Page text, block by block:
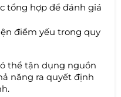
tổng hợp để đánh giá
điểm yếu trong quy
thể tận dụng nguồn
năng ra quyết định